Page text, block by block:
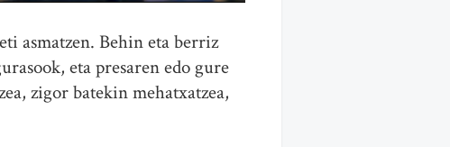
asmatzen. Behin eta berriz
eta presaren edo gure
zigor batekin mehatxatzea,